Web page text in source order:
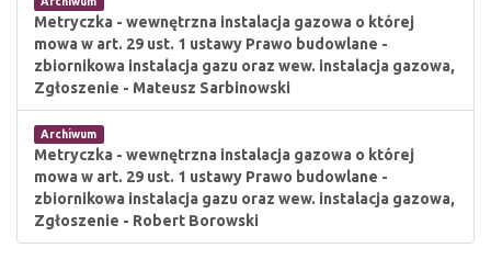
Metryczka - wewnętrzna instalacja gazowa o której
mowa w art. 29 ust. 1 ustawy Prawo budowlane -
zbiornikowa instalacja gazu oraz wew. instalacja gazowa,
Zgłoszenie - Mateusz Sarbinowski
Archiwum
Metryczka - wewnętrzna instalacja gazowa o której
mowa w art. 29 ust. 1 ustawy Prawo budowlane -
zbiornikowa instalacja gazu oraz wew. instalacja gazowa,
Zgłoszenie - Robert Borowski